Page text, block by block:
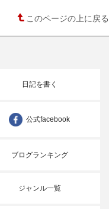
このページの上に戻る
日記を書く
公式facebook
ブログランキング
ジャンル一覧